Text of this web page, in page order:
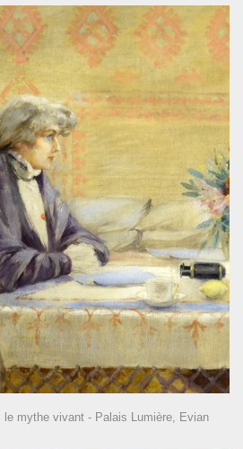
le mythe vivant - Palais Lumière, Evian